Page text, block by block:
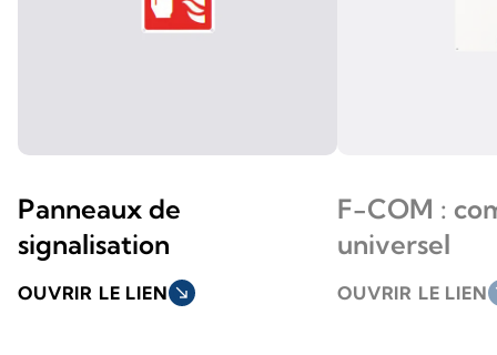
Panneaux de
signalisation
OUVRIR LE LIEN south_east
F-COM :
universel
OUVRIR LE LIEN